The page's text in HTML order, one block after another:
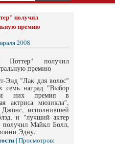
получил
премию
2008
Энд "Лак для волос"
семь наград "Выбор
них премия в
актриса мюзикла",
Джонс, исполнившей
и "лучший актер
Майкл Болл,
Эдну.
| Просмотров: